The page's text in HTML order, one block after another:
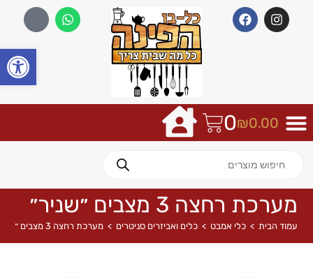
₪0.00
0
מערכת רחצה 3 מצבים ״שניר״
עמוד הבית > כלי אמבט > כלים ואביזרים סניטרים > מערכת רחצה 3 מצבים ״שניר״